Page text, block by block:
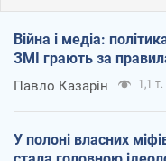
Війна і медіа:
ЗМІ грають за
Павло Казарін 1,1 т.
У полоні власних